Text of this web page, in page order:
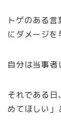
トゲのある
にダメージを
自分は当事者
それである日
めてほしい」